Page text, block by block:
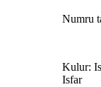
Numru
Kulur:
Isfar